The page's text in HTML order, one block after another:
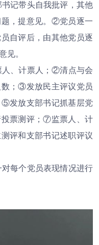
记带头自我批评，其他
，提意见。②党员逐一
自评后，由其他党员逐
见。
、计票人；②清点与会
；③发放民主评议党员
发放支部书记抓基层党
票测评；⑦监票人、计
评和支部书记述职评议
每个党员表现情况进行